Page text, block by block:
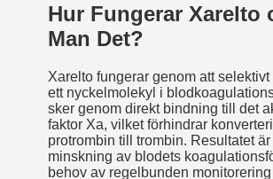
Hur Fungerar Xarelto
Man Det?
Xarelto fungerar genom att
ett nyckelmolekyl i
sker genom direkt bindning till det
faktor Xa, vilket förhindrar
protrombin till trombin. Resultatet
minskning av blodets
behov av regelbunden monitorering